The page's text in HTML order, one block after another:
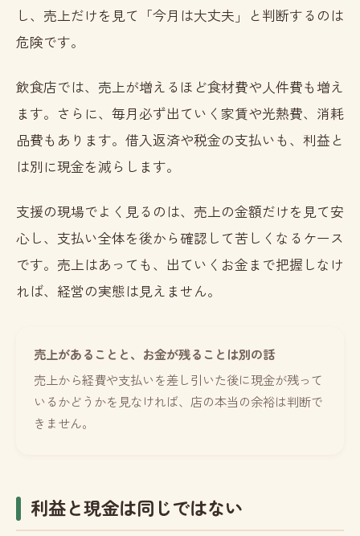
し、売上だけを見て「今月は大丈夫」と判断するのは
危険です。
飲食店では、売上が増えるほど食材費や人件費も増え
ます。さらに、毎月必ず出ていく家賃や光熱費、消耗
品費もあります。借入返済や税金の支払いも、利益と
は別に現金を減らします。
支援の現場でよく見るのは、売上の金額だけを見て安
心し、支払い全体を後から確認して苦しくなるケース
です。売上はあっても、出ていくお金まで把握しなけ
れば、経営の実態は見えません。
売上があることと、お金が残ることは別の話
売上から経費や支払いを差し引いた後に現金が残って
いるかどうかを見なければ、店の本当の余裕は判断で
きません。
利益と現金は同じではない